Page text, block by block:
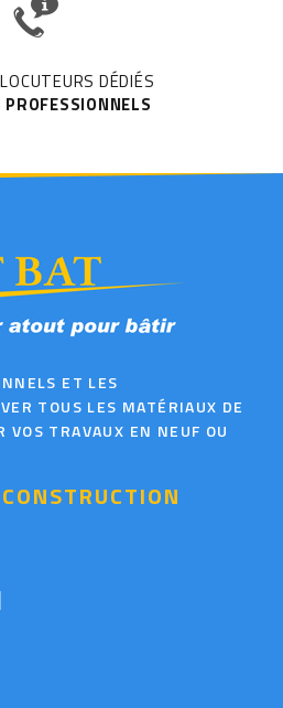
DÉDIÉS
ET LES
TOUS LES MATÉRIAUX DE
VOS TRAVAUX EN NEUF OU